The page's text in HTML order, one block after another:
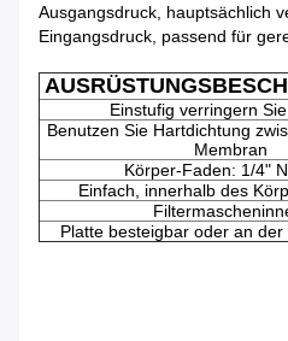
Ausgangsdruck, hauptsächlich
Eingangsdruck, passend für
Einstufig verringern
Benutzen Sie Hartdichtung
Membran
Körper-Faden: 1/4"
Einfach, innerhalb des
Platte besteigbar oder an der